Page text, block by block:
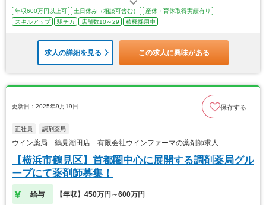
年収600万円以上可 土日休み（相談可含む）
産休・育休取得実績有り
スキルアップ
駅チカ 店舗数10～29 積極採用中
求人の詳細を見る この求人に興味がある
更新日：2025年9月19日 保存する
正社員 調剤薬局
ウイン薬局 鶴見潮田店 有限会社ウインファーマの薬剤師求人
【横浜市鶴見区】首都圏中心に展開する調剤薬局グル
ープにて薬剤師募集！
給与 【年収】450万円～600万円